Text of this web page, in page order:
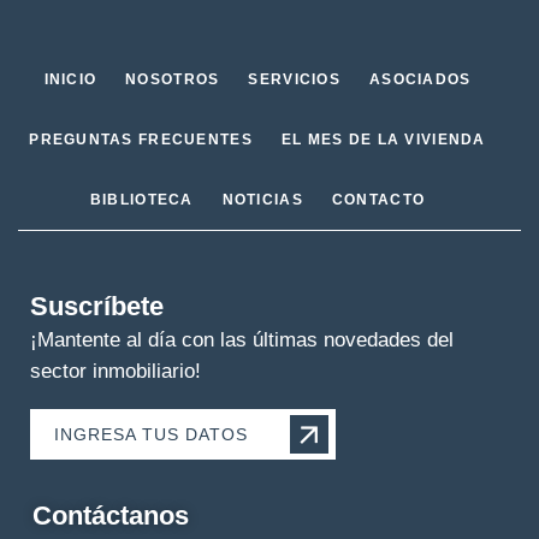
INICIO NOSOTROS SERVICIOS ASOCIADOS
PREGUNTAS FRECUENTES EL MES DE LA VIVIENDA
BIBLIOTECA NOTICIAS CONTACTO
Suscríbete
¡Mantente al día con las últimas novedades del
sector inmobiliario!
INGRESA TUS DATOS
Contáctanos